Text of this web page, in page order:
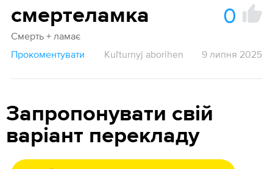
смертеламка 0
Смерть + ламає
Прокоментувати
Kuľturnyj aborihen 9 липня 2025
Запропонувати свій
варіант перекладу